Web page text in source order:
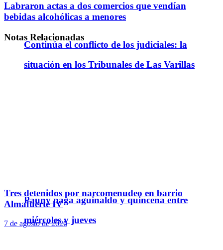
Continúa el conflicto de los judiciales: la
situación en los Tribunales de Las Varillas
Pauny paga aguinaldo y quincena entre
miércoles y jueves
Labraron actas a dos comercios que vendían
bebidas alcohólicas a menores
Notas Relacionadas
Tres detenidos por narcomenudeo en barrio
Almafuerte IV
7 de agosto de 2026